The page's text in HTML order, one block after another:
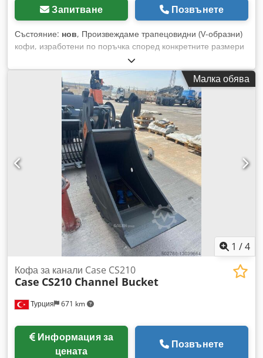
Запитване Позвънете
Състояние: нов, Произвеждаме трапецовидни (V-образни)
кофи, изработени по поръчка според конкретните размери
на вашия канал. Dcsdpfx Aown E A Hofpjk
Малка обява
1 /4
Турция 671 km
Кофа за канали Case CS210
Case CS210 Channel Bucket
Информация за
цената
Позвънете